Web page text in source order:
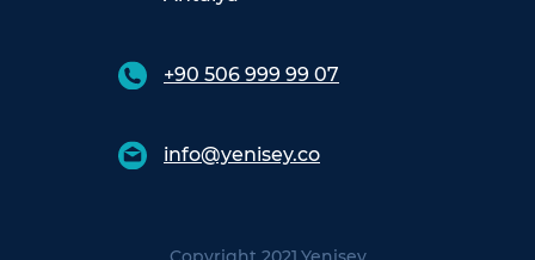
+90 506 999 99 07
info@yenisey.co